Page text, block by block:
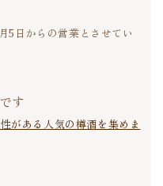
5日からの営業とさせてい
す
がある人気の樽酒を集めま